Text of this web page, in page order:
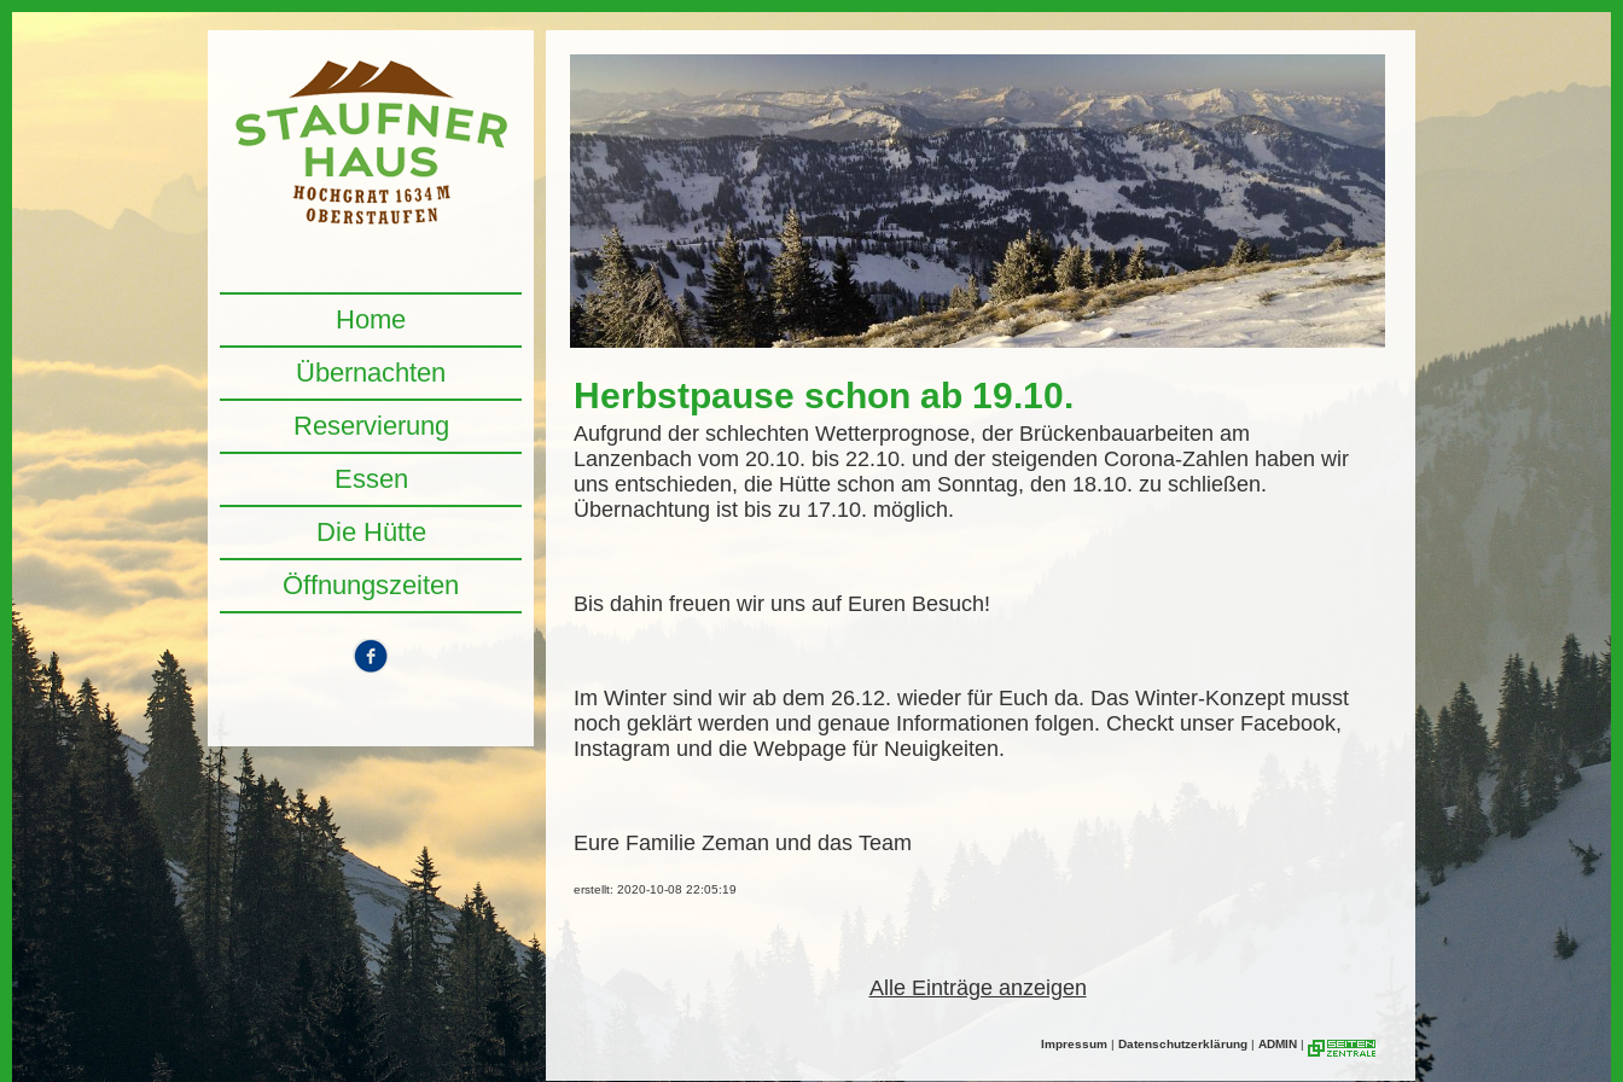
Home
Übernachten
Reservierung
Essen
Die Hütte
Öffnungszeiten
Herbstpause schon ab 19.10.
Aufgrund der schlechten Wetterprognose, der Brückenbauarbeiten am
Lanzenbach vom 20.10. bis 22.10. und der steigenden Corona-Zahlen haben wir
uns entschieden, die Hütte schon am Sonntag, den 18.10. zu schließen.
Übernachtung ist bis zu 17.10. möglich.
Bis dahin freuen wir uns auf Euren Besuch!
Im Winter sind wir ab dem 26.12. wieder für Euch da. Das Winter-Konzept musst
noch geklärt werden und genaue Informationen folgen. Checkt unser Facebook,
Instagram und die Webpage für Neuigkeiten.
Eure Familie Zeman und das Team
erstellt: 2020-10-08 22:05:19
Alle Einträge anzeigen
Impressum | Datenschutzerklärung | ADMIN |